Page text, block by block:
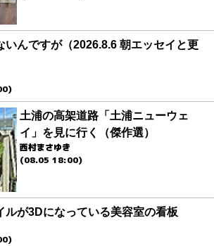
いんですが（2026.8.6 朝エッセイと更
土浦の高架道路「土浦ニューウェ
イ」を見に行く（傑作選）
西村まさゆき
(08.05 18:00)
ルが3Dになっている美容室の看板